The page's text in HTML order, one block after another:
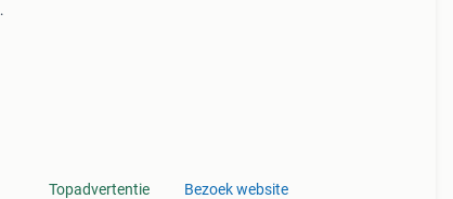
Topadvertentie Bezoek website